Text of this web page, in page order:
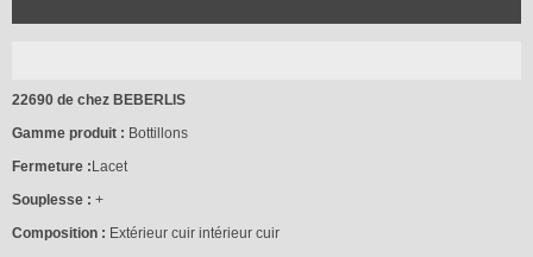
22690 de chez BEBERLIS
Gamme produit : Bottillons
Fermeture : Lacet
Souplesse : +
Composition : Extérieur cuir intérieur cuir